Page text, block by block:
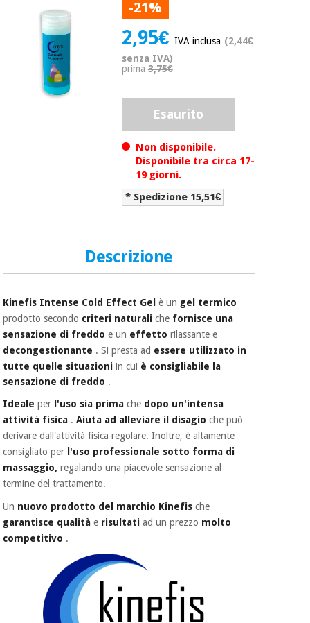
Medicina
tradizionale
fitness e
pilates
Sport
e
giochi
Armadi
sanitari
Veterinario
Ortopedia
Strumenti
chirurgici
Odontoiatria
Attrezzature
Materiale
essenziale
per la
protezione
dei
coronavirus
Aerobica,
fitness e
pilates
Sport
e
Veterinario
-21%
2,95€ IVA inclusa (2,44€
senza IVA)
prima3,75€
Esaurito
Non disponibile.
Disponibile tra circa 17-
19 giorni.
* Spedizione 15,51€
Descrizione
Kinefis Intense Cold Effect Gel è un gel termico
prodotto secondo criteri naturali che fornisce una
sensazione di freddo e un effetto rilassante e
decongestionante . Sipresta ad essere utilizzato in
tutte quelle situazioni in cui è consigliabile la
sensazione di freddo .
Ideale per l'uso sia prima che dopo un'intensa
attività fisica .Aiuta ad alleviare il disagio che può
derivare dall'attività fisica regolare. Inoltre, è altamente
consigliato per l'uso professionale sotto forma di
massaggio, regalando una piacevole sensazione al
termine del trattamento.
Un nuovo prodotto del marchio Kinefis che
garantisce qualità e risultati ad un prezzo molto
competitivo .